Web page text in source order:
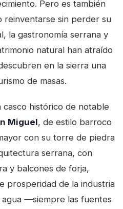
Pero es también
reinventarse sin perder su
la gastronomía serrana y
natural han atraído
en la sierra una
de masas.
casco histórico de notable
Miguel, de estilo barroco
con su torre de piedra
serrana, con
y balcones de forja,
prosperidad de la industria
—siempre las fuentes